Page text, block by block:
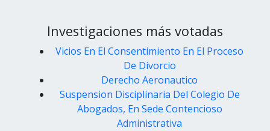
Investigaciones más votadas
Vicios En El Consentimiento En El Proceso
De Divorcio
Derecho Aeronautico
Suspension Disciplinaria Del Colegio De
Abogados, En Sede Contencioso
Administrativa